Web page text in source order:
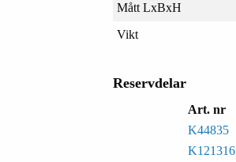
Mått LxBxH
Vikt
Reservdelar
Art. nr
K44835
K121316